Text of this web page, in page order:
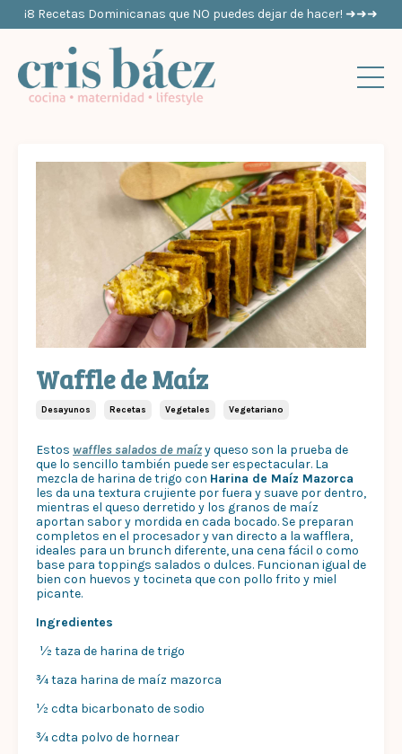
¡8 Recetas Dominicanas que NO puedes dejar de hacer! ➜➜➜
Waffle de Maíz
Desayunos Recetas Vegetales Vegetariano
Estos waffles salados de maízy queso son la prueba de
que lo sencillo también puede ser espectacular. La
mezcla de harina de trigo con Harina de Maíz Mazorca
les da una textura crujiente por fuera y suave por dentro,
mientras el queso derretido y los granos de maíz
aportan sabor y mordida en cada bocado. Se preparan
completos en el procesador y van directo a la wafflera,
ideales para un brunch diferente, una cena fácil o como
base para toppings salados o dulces. Funcionan igual de
bien con huevos y tocineta que con pollo frito y miel
picante.
Ingredientes
½ taza de harina de trigo
¾ taza harina de maíz mazorca
½ cdta bicarbonato de sodio
¾ cdta polvo de hornear